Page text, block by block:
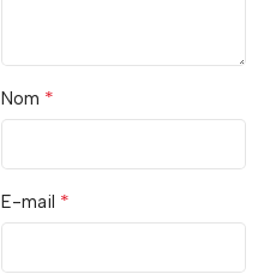
Nom *
E-mail *